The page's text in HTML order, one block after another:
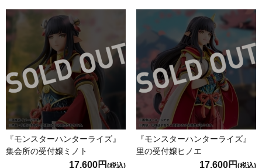
『モンスターハンターライズ』
集会所の受付嬢ミノト
17,600円 (税込)
『モンスターハンターライズ』
里の受付嬢ヒノエ
17,600円 (税込)